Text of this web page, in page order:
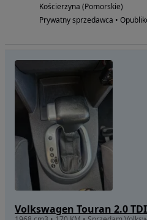
Kościerzyna (Pomorskie)
Prywatny sprzedawca •
Volkswagen Touran 2.0